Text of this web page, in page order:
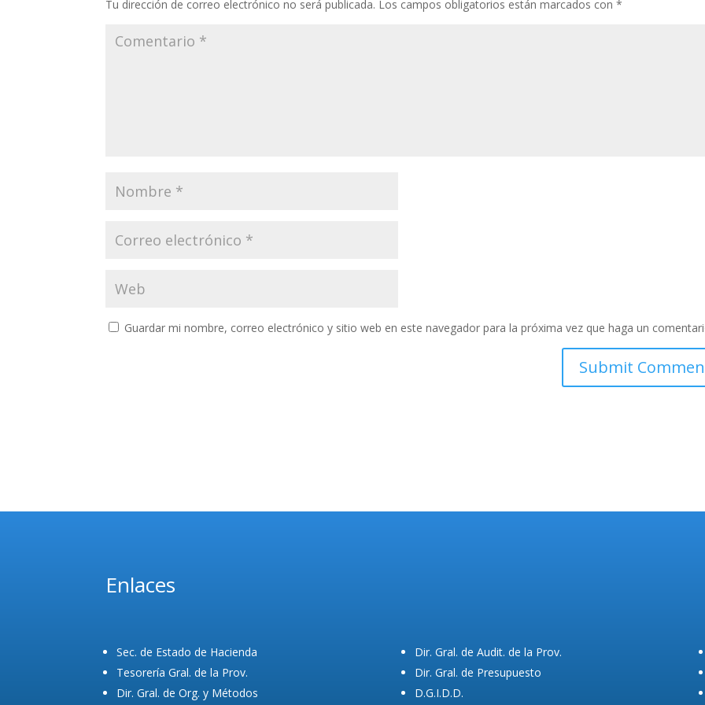
Tu dirección de correo electrónico no será publicada. Los campos obligatorios están marcados con*
Guardar mi nombre, correo electrónico y sitio web en este navegador para la próxima vez que haga un
Enlaces
Sec. de Estado de Hacienda
Tesorería Gral. de la Prov.
Dir. Gral. de Org. y Métodos
Dir. Gral. de Audit. de la Prov.
Dir. Gral. de Presupuesto
D.G.I.D.D.